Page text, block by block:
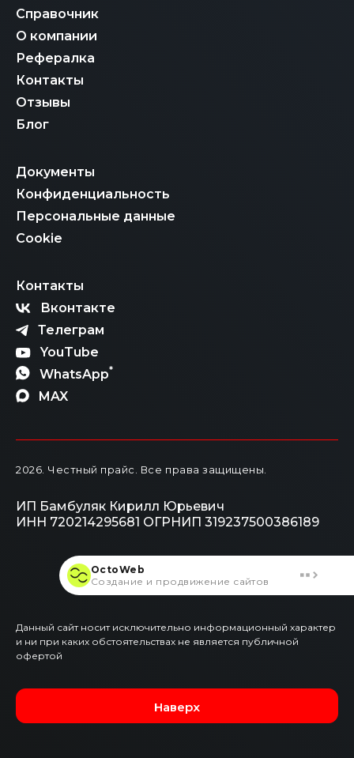
Справочник
О компании
Рефералка
Контакты
Отзывы
Блог
Документы
Конфиденциальность
Персональные данные
Cookie
Контакты
Вконтакте
Телеграм
YouTube
WhatsApp*
MAX
2026 . Честный прайс. Все права защищены.
ИП Бамбуляк Кирилл Юрьевич
ИНН 720214295681 ОГРНИП 319237500386189
Данный сайт носит исключительно информационный характер
и ни при каких обстоятельствах не является публичной
офертой
Наверх
OctoWeb
Создание и продвижение сайтов